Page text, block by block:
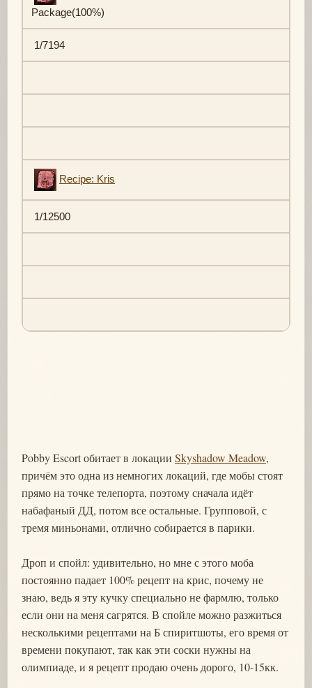
Package(100%)
1/7194
Recipe: Kris
1/12500
Pobby Escort обитает в локации Skyshadow Meadow,
причём это одна из немногих локаций, где мобы стоят
прямо на точке телепорта, поэтому сначала идёт
набафаный ДД, потом все остальные. Групповой, с
тремя миньонами, отлично собирается в парики.
Дроп и спойл: удивительно, но мне с этого моба
постоянно падает 100% рецепт на крис, почему не
знаю, ведь я эту кучку специально не фармлю, только
если они на меня сагрятся. В спойле можно разжиться
несколькими рецептами на Б спиритшоты, его время от
времени покупают, так как эти соски нужны на
олимпиаде, и я рецепт продаю очень дорого, 10-15кк.